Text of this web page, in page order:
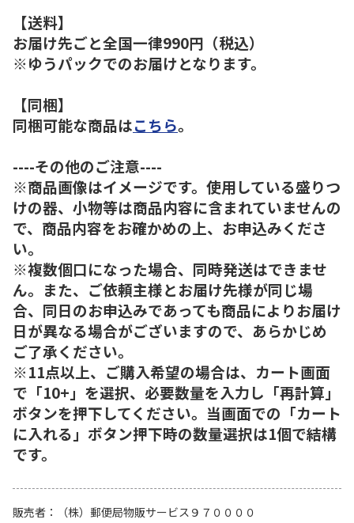
【送料】
お届け先ごと全国一律990円（税込）
※ゆうパックでのお届けとなります。
【同梱】
同梱可能な商品はこちら。
----その他のご注意----
※商品画像はイメージです。使用している盛りつ
けの器、小物等は商品内容に含まれていませんの
で、商品内容をお確かめの上、お申込みくださ
い。
※複数個口になった場合、同時発送はできませ
ん。また、ご依頼主様とお届け先様が同じ場
合、同日のお申込みであっても商品によりお届け
日が異なる場合がございますので、あらかじめ
ご了承ください。
※11点以上、ご購入希望の場合は、カート画面
で「10+」を選択、必要数量を入力し「再計算」
ボタンを押下してください。当画面での「カート
に入れる」ボタン押下時の数量選択は1個で結構
です。
販売者
（株）郵便局物販サービス９７００００